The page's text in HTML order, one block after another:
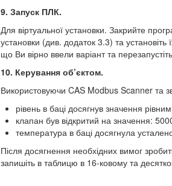
9. Запуск ПЛК.
Для віртуальної установки. Закрийте
установки (див. додаток 3.3) та установіть
що Ви вірно ввели варіант та
10. Керування об’єктом.
Використовуючи CAS Modbus Scanner та
рівень в баці досягнув значення
клапан був відкритий на значення:
температура в баці досягнула
Після досягнення необхідних вимог
запишіть в таблицю в 16-ковому та